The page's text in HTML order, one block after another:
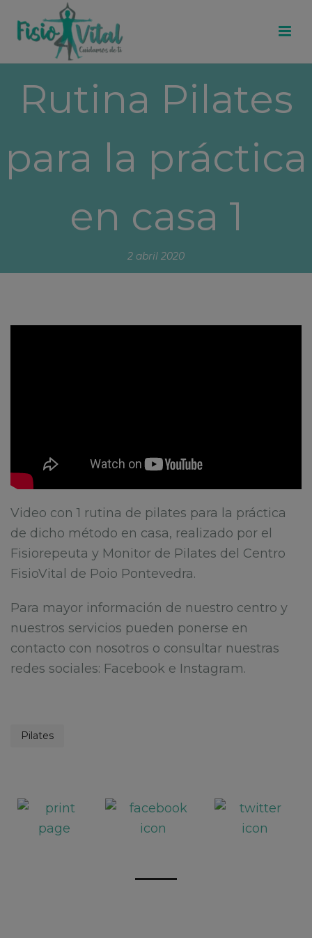
Rutina Pilates
para la práctica
en casa 1
2 abril 2020
Video con 1 rutina de pilates para la práctica
de dicho método en casa, realizado por el
Fisiorepeuta y Monitor de Pilates del Centro
FisioVital de Poio Pontevedra.
Para mayor información de nuestro centro y
nuestros servicios pueden ponerse en
contacto con nosotros o consultar nuestras
redes sociales: Facebook e Instagram.
Pilates